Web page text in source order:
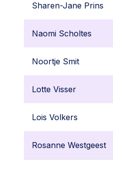
Sharen-Jane Prins
Naomi Scholtes
Noortje Smit
Lotte Visser
Lois Volkers
Rosanne Westgeest